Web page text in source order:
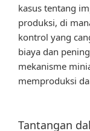
kasus tentang
produksi, di
kontrol yang
biaya dan
mekanisme
memproduksi
Tantangan